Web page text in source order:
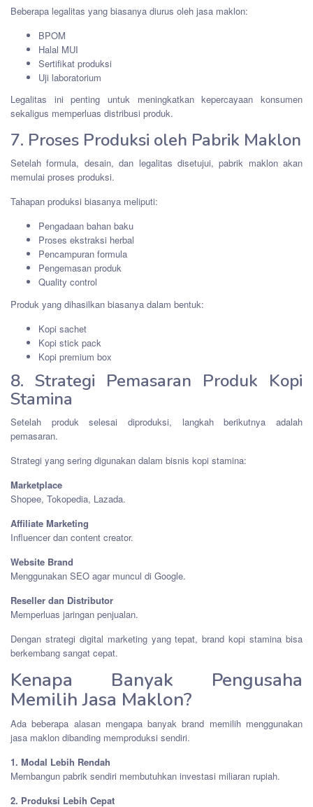
Beberapa legalitas yang biasanya diurus oleh jasa maklon:
BPOM
Halal MUI
Sertifikat produksi
Uji laboratorium
Legalitas ini penting untuk meningkatkan kepercayaan konsumen
sekaligus memperluas distribusi produk.
7. Proses Produksi oleh Pabrik Maklon
Setelah formula, desain, dan legalitas disetujui, pabrik maklon akan
memulai proses produksi.
Tahapan produksi biasanya meliputi:
Pengadaan bahan baku
Proses ekstraksi herbal
Pencampuran formula
Pengemasan produk
Quality control
Produk yang dihasilkan biasanya dalam bentuk:
Kopi sachet
Kopi stick pack
Kopi premium box
8. Strategi Pemasaran Produk Kopi
Stamina
Setelah produk selesai diproduksi, langkah berikutnya adalah
pemasaran.
Strategi yang sering digunakan dalam bisnis kopi stamina:
Marketplace
Shopee, Tokopedia, Lazada.
Affiliate Marketing
Influencer dan content creator.
Website Brand
Menggunakan SEO agar muncul di Google.
Reseller dan Distributor
Memperluas jaringan penjualan.
Dengan strategi digital marketing yang tepat, brand kopi stamina bisa
berkembang sangat cepat.
Kenapa Banyak Pengusaha
Memilih Jasa Maklon?
Ada beberapa alasan mengapa banyak brand memilih menggunakan
jasa maklon dibanding memproduksi sendiri.
1. Modal Lebih Rendah
Membangun pabrik sendiri membutuhkan investasi miliaran rupiah.
2. Produksi Lebih Cepat